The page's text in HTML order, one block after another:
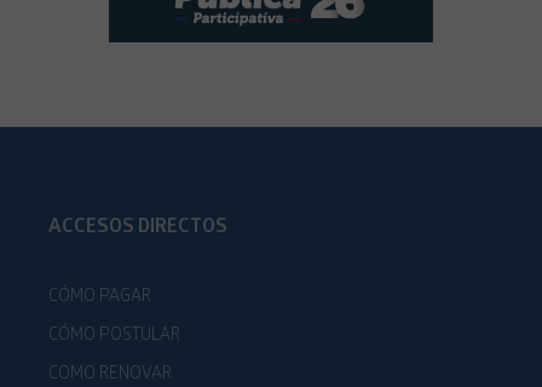
ACCESOS DIRECTOS
CÓMO PAGAR
CÓMO POSTULAR
COMO RENOVAR